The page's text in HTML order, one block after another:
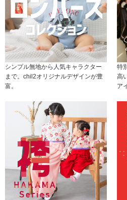
シンプル無地から人気キャラクター
まで。chil2オリジナルデザインが豊
富。
特
高
ア